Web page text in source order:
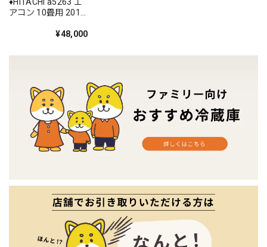
アコン 10畳用 2019
¥48,000